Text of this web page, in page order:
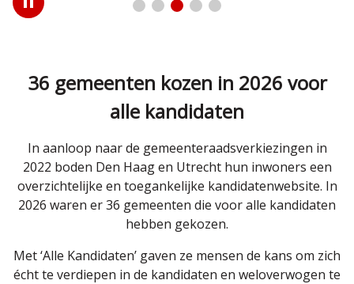
Play
/
36 gemeenten kozen in 2026 voor
alle kandidaten
In aanloop naar de gemeenteraadsverkiezingen in
2022 boden Den Haag en Utrecht hun inwoners een
overzichtelijke en toegankelijke kandidatenwebsite. In
2026 waren er 36 gemeenten die voor alle kandidaten
hebben gekozen.
Met ‘Alle Kandidaten’ gaven ze mensen de kans om zich
écht te verdiepen in de kandidaten en weloverwogen te